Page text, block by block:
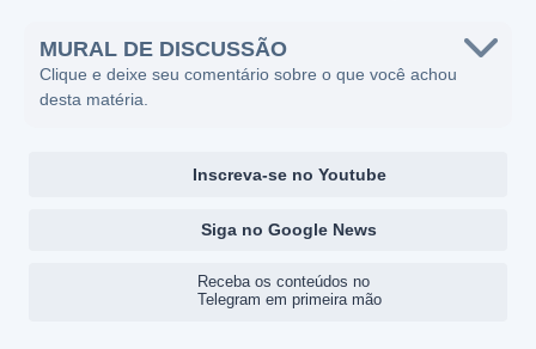
MURAL DE DISCUSSÃO
Clique e deixe seu comentário sobre o que você achou
desta matéria.
Inscreva-se no Youtube
Siga no Google News
Receba os conteúdos no
Telegram em primeira mão